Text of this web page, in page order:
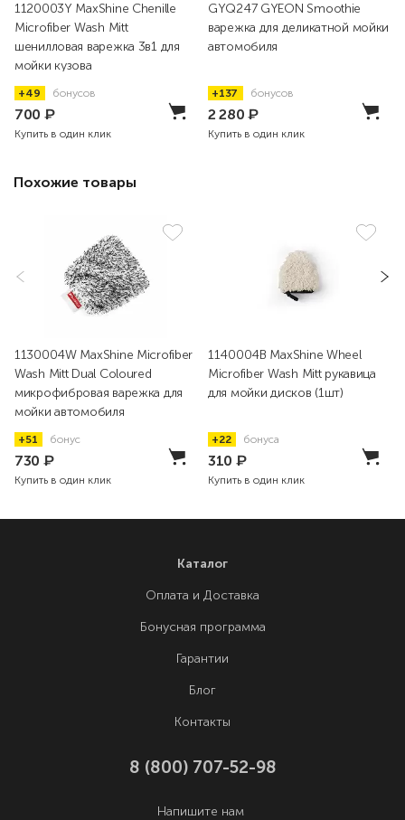
1120003Y MaxShine Chenille
Microfiber Wash Mitt
шенилловая варежка 3в1 для
мойки кузова
+49 бонусов
700 ₽
Купить в один клик
GYQ247 GYEON Smoothie
варежка для деликатной мойки
автомобиля
+137 бонусов
2 280₽
Купить в один клик
Похожие товары
1130004W MaxShine Microfiber
Wash Mitt Dual Coloured
микрофибровая варежка для
мойки автомобиля
+51 бонус
730 ₽
Купить в один клик
1140004B MaxShine Wheel
Microfiber Wash Mitt рукавица
для мойки дисков (1шт)
+22 бонуса
310 ₽
Купить в один клик
Каталог
Оплата и Доставка
Бонусная программа
Гарантии
Блог
Контакты
8 (800) 707-52-98
Напишите нам